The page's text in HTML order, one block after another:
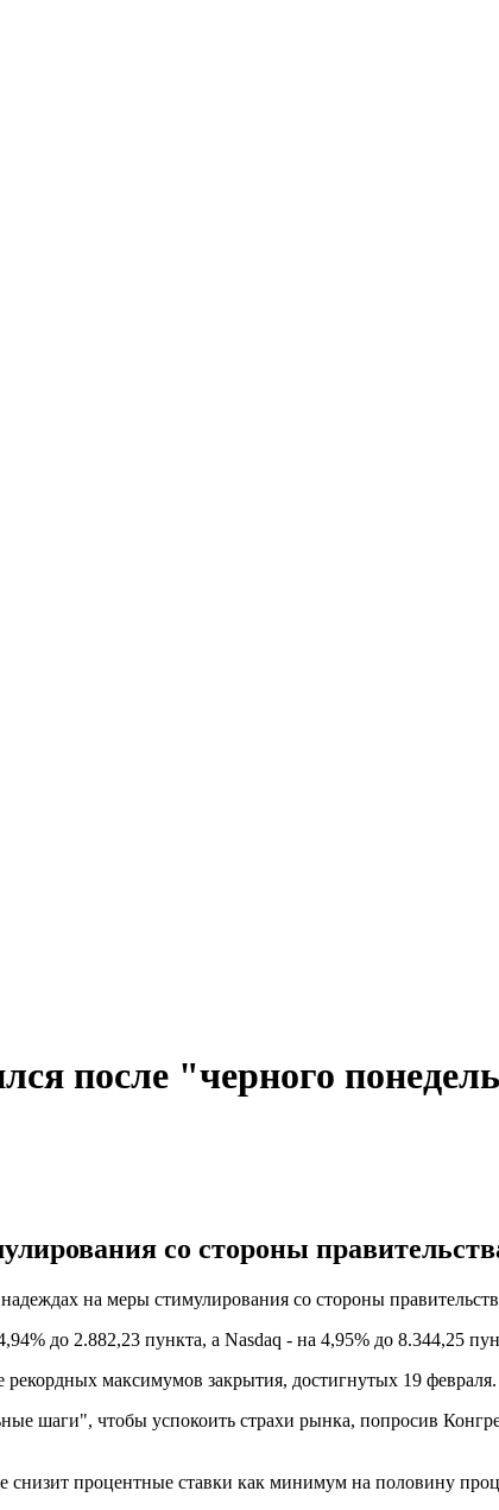
после "черного
со стороны
на меры стимулирования со стороны
до 2.882,23 пункта, а Nasdaq - на 4,95% до 8.344,25
максимумов закрытия, достигнутых 19 февраля.
шаги", чтобы успокоить страхи рынка, попросив
процентные ставки как минимум на половину